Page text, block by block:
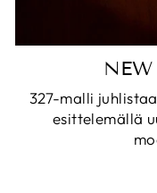
327-malli
esittelemällä